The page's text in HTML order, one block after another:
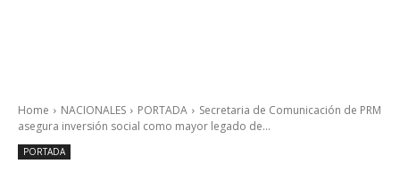
Home NACIONALES PORTADA
Secretaria de Comunicación de PRM
asegura inversión social como mayor legado de...
PORTADA